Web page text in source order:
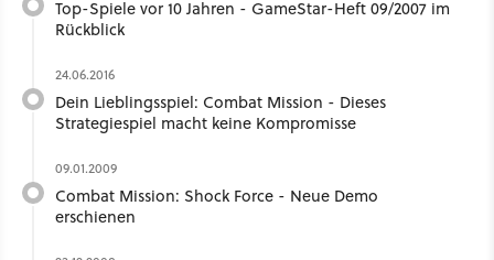
Top-Spiele vor 10 Jahren - GameStar-Heft 09/2007 im
Rückblick
24.06.2016
Dein Lieblingsspiel: Combat Mission - Dieses
Strategiespiel macht keine Kompromisse
09.01.2009
Combat Mission: Shock Force - Neue Demo
erschienen